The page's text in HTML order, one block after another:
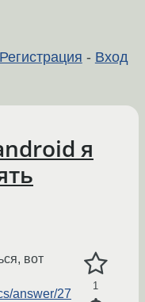
Регистрация - Вход
я
1
вот
answer/27